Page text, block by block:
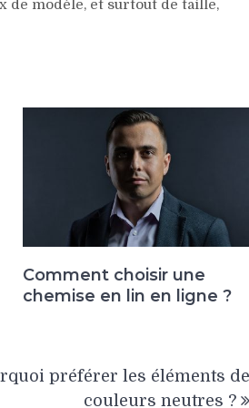
de modèle, et surtout de taille,
Comment choisir une
chemise en lin en ligne ?
préférer les éléments de
couleurs neutres ?